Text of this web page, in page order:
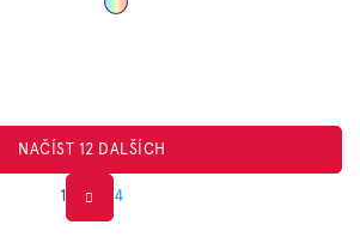
NAČÍST 12 DALŠÍCH
1 4